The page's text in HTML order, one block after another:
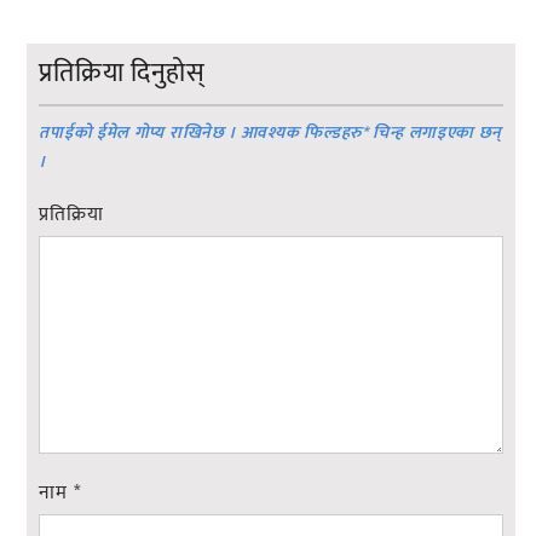
प्रतिक्रिया दिनुहोस्
तपाईको ईमेल गोप्य राखिनेछ । आवश्यक फिल्डहरु*चिन्ह लगाइएका छन्
।
प्रतिक्रिया
नाम *